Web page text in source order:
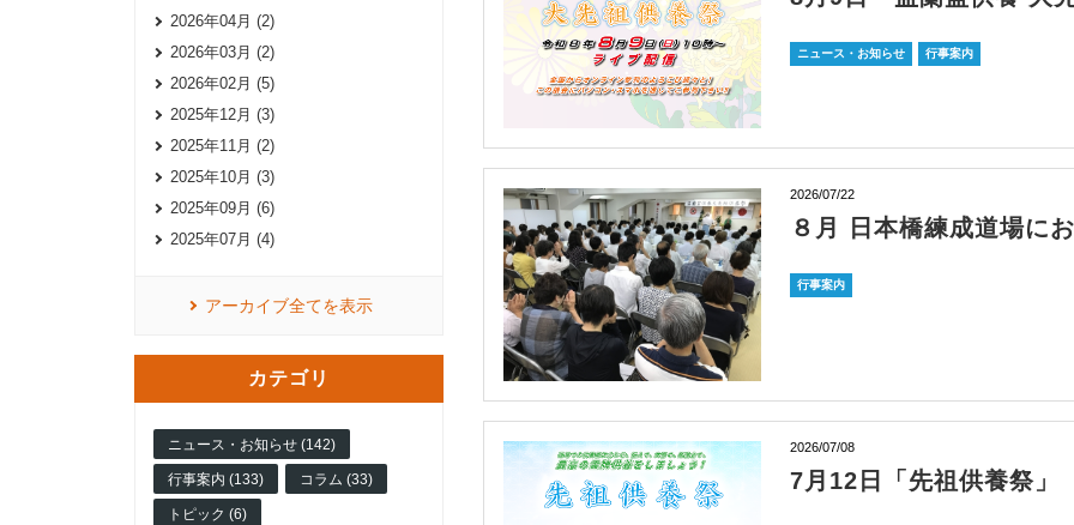
ニュース・お知らせ 行事案内
2026/07/22
８月 日本橋練成道場に
行事案内
2026/07/08
7月12日「先祖供養祭」
2026年04月 (2)
2026年03月 (2)
2026年02月 (5)
2025年12月 (3)
2025年11月 (2)
2025年10月 (3)
2025年09月 (6)
2025年07月 (4)
アーカイブ全てを表示
カテゴリ
ニュース・お知らせ (142)
行事案内 (133) コラム (33)
トピック (6)